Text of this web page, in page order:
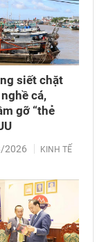
siết chặt
cá,
gỡ “thẻ
2026 KINH TẾ